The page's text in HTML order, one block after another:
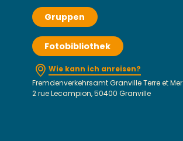
Gruppen
Fotobibliothek
Wie kann ich anreisen?
Fremdenverkehrsamt Granville Terre et Mer
2 rue Lecampion, 50400 Granville